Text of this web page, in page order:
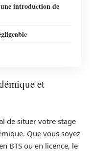
introduction de
et
de situer votre stage
Que vous soyez
BTS ou en licence, le